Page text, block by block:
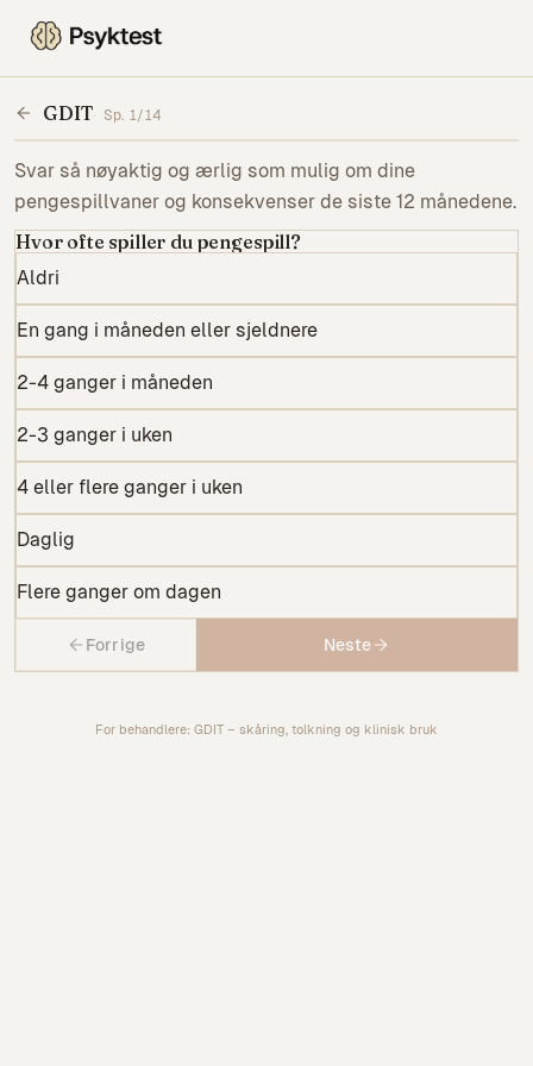
Gambling Disorder Identification Test (GDIT)
GDIT Sp. 1/14
Svar så nøyaktig og ærlig som mulig om dine
pengespillvaner og konsekvenser de siste 12 månedene.
Hvor ofte spiller du pengespill?
Aldri
En gang i måneden eller sjeldnere
2-4 ganger i måneden
2-3 ganger i uken
4 eller flere ganger i uken
Daglig
Flere ganger om dagen
Forrige Neste
For behandlere: GDIT – skåring, tolkning og klinisk bruk